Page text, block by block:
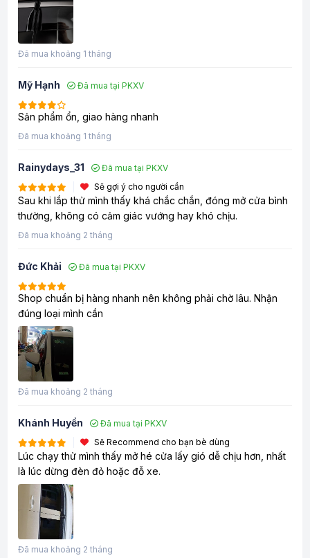
Đã mua khoảng 1 tháng
Mỹ Hạnh Đã mua tại PKXV
Sản phẩm ổn, giao hàng nhanh
Đã mua khoảng 1 tháng
Rainydays_31
Đã mua tại PKXV
Sẽ gợi ý cho người cần
Sau khi lắp thử mình thấy khá chắc chắn, đóng mở cửa bình
thường, không có cảm giác vướng hay khó chịu.
Đã mua khoảng 2 tháng
Đức Khải Đã mua tại PKXV
Shop chuẩn bị hàng nhanh nên không phải chờ lâu. Nhận
đúng loại mình cần
Đã mua khoảng 2 tháng
Khánh Huyền
Đã mua tại PKXV
Sẽ Recommend cho bạn bè dùng
Lúc chạy thử mình thấy mở hé cửa lấy gió dễ chịu hơn, nhất
là lúc dừng đèn đỏ hoặc đỗ xe.
Đã mua khoảng 2 tháng